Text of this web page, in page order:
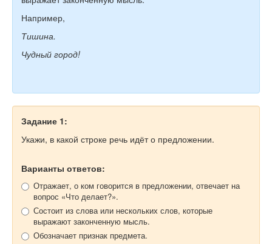
Например,
Тишина.
Чудный город!
Задание 1:
Укажи, в какой строке речь идёт о предложении.
Варианты ответов:
Отражает, о ком говорится в предложении, отвечает на
вопрос «Что делает?».
Состоит из слова или нескольких слов, которые
выражают законченную мысль.
Обозначает признак предмета.